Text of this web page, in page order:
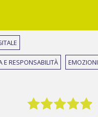
E RESPONSABILITÀ EMOZIONI